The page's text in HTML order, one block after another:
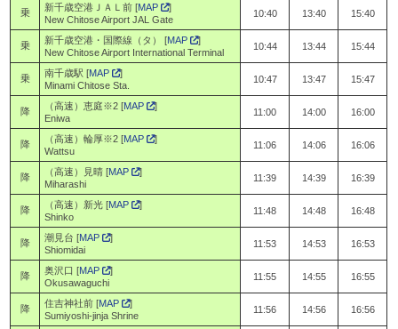
乗 新千歳空港ＪＡＬ前 [MAP
]
New Chitose Airport JAL Gate
10:40 13:40 15:40
乗 新千歳空港・国際線（タ） [MAP
]
New Chitose Airport International Terminal
10:44 13:44 15:44
乗 南千歳駅 [MAP
]
Minami Chitose Sta.
10:47 13:47 15:47
降 （高速）恵庭※2 [MAP
]
Eniwa
11:00 14:00 16:00
降 （高速）輪厚※2 [MAP
]
Wattsu
11:06 14:06 16:06
降 （高速）見晴 [MAP
]
Miharashi
11:39 14:39 16:39
降 （高速）新光 [MAP
]
Shinko
11:48 14:48 16:48
降 潮見台 [MAP
]
Shiomidai
11:53 14:53 16:53
降 奥沢口 [MAP
]
Okusawaguchi
11:55 14:55 16:55
降 住吉神社前 [MAP
]
Sumiyoshi-jinja Shrine
11:56 14:56 16:56